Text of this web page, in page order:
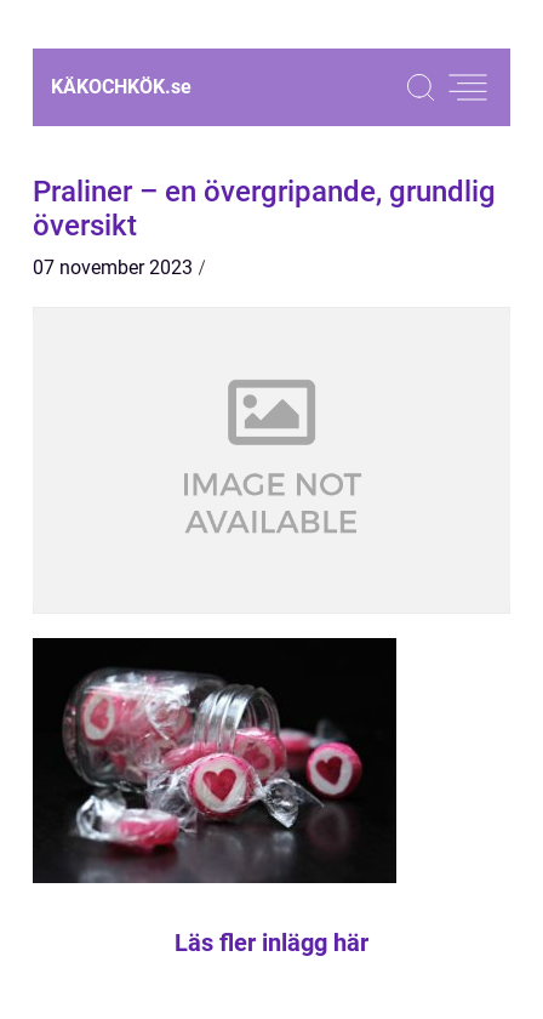
KÄKOCHKÖK.se
Praliner – en övergripande, grundlig
översikt
07 november 2023
Läs fler inlägg här